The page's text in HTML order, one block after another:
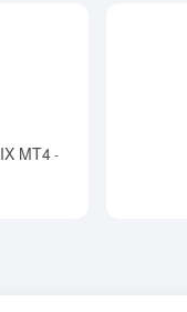
MT4-